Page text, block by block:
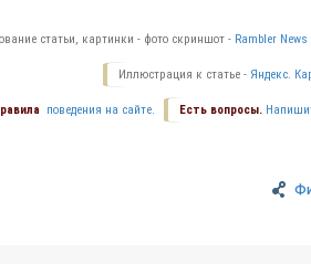
статьи, картинки - фото скриншот - Rambler News
Иллюстрация к статье - Яндекс.
Есть вопросы.
поведения на сайте.